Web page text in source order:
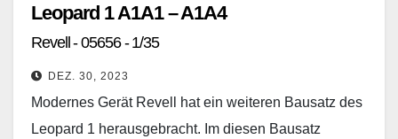
Leopard 1 A1A1 – A1A4
Revell - 05656 - 1/35
DEZ. 30, 2023
Modernes Gerät Revell hat ein weiteren Bausatz des
Leopard 1 herausgebracht. Im diesen Bausatz